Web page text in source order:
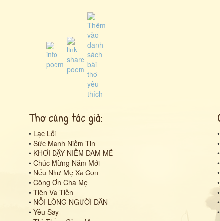
Thơ cùng tác giả:
• Lạc Lối
• Sức Mạnh Niềm Tin
• KHƠI DẬY NIỀM ĐAM MÊ
• Chúc Mừng Năm Mới
• Nếu Như Mẹ Xa Con
• Công Ơn Cha Mẹ
• Tiên Và Tiền
• NỖI LÒNG NGƯỜI DÂN
• Yêu Say